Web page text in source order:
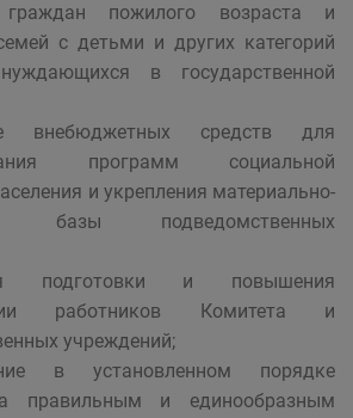
граждан пожилого возраста и
с детьми и других категорий
в государственной
внебюджетных средств для
программ социальной
и укрепления материально-
базы подведомственных
подготовки и повышения
работников Комитета и
учреждений;
в установленном порядке
правильным и единообразным